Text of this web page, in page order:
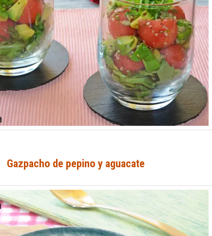
Gazpacho de pepino y aguacate